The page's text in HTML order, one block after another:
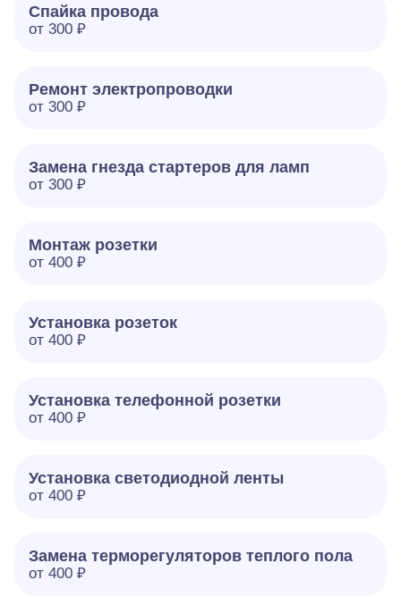
Спайка провода
от 300 ₽
Ремонт электропроводки
от 300 ₽
Замена гнезда стартеров для ламп
от 300 ₽
Монтаж розетки
от 400 ₽
Установка розеток
от 400 ₽
Установка телефонной розетки
от 400 ₽
Установка светодиодной ленты
от 400 ₽
Замена терморегуляторов теплого пола
от 400 ₽